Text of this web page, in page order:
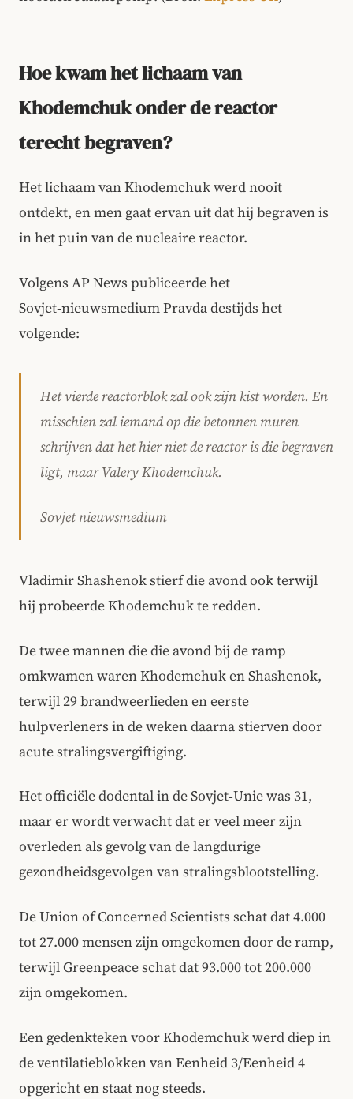
Hoe kwam het lichaam van
Khodemchuk onder de reactor
terecht begraven?
Het lichaam van Khodemchuk werd nooit
ontdekt, en men gaat ervan uit dat hij begraven is
in het puin van de nucleaire reactor.
Volgens AP News publiceerde het
Sovjet‑nieuwsmedium Pravda destijds het
volgende:
Het vierde reactorblok zal ook zijn kist worden. En
misschien zal iemand op die betonnen muren
schrijven dat het hier niet de reactor is die begraven
ligt, maar Valery Khodemchuk.
Sovjet nieuwsmedium
Vladimir Shashenok stierf die avond ook terwijl
hij probeerde Khodemchuk te redden.
De twee mannen die die avond bij de ramp
omkwamen waren Khodemchuk en Shashenok,
terwijl 29 brandweerlieden en eerste
hulpverleners in de weken daarna stierven door
acute stralingsvergiftiging.
Het officiële dodental in de Sovjet‑Unie was 31,
maar er wordt verwacht dat er veel meer zijn
overleden als gevolg van de langdurige
gezondheidsgevolgen van stralingsblootstelling.
De Union of Concerned Scientists schat dat 4.000
tot 27.000 mensen zijn omgekomen door de ramp,
terwijl Greenpeace schat dat 93.000 tot 200.000
zijn omgekomen.
Een gedenkteken voor Khodemchuk werd diep in
de ventilatieblokken van Eenheid 3/Eenheid 4
opgericht en staat nog steeds.